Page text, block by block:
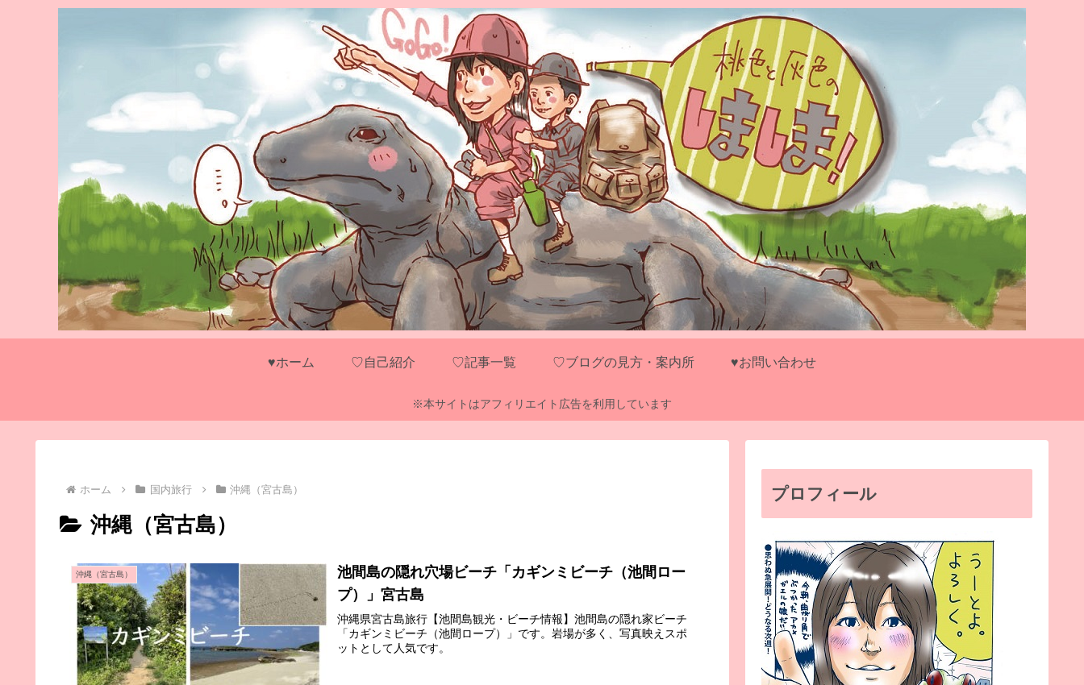
♥ホーム ♡自己紹介 ♡記事一覧 ♡ブログの見方・案内所 ♥お問い合わせ
※本サイトはアフィリエイト広告を利用しています
ホーム 国内旅行 沖縄（宮古島）
沖縄（宮古島）
沖縄（宮古島）
池間島の隠れ穴場ビーチ「カギンミビーチ（池間ロー
プ）」宮古島
沖縄県宮古島旅行【池間島観光・ビーチ情報】池間島の隠れ家ビーチ
「カギンミビーチ（池間ロープ）」です。岩場が多く、写真映えスポ
ットとして人気です。
プロフィール